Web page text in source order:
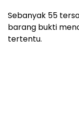
Sebanyak 55
barang bukti
tertentu.